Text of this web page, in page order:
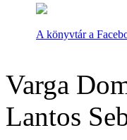
A könyvtár a
Varga
Lantos